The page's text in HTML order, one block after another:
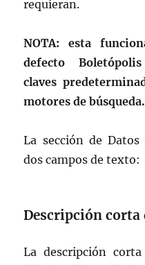
requieran.
NOTA: esta
defecto
claves
motores de búsqueda.
La sección de
dos campos de texto:
Descripción corta
La descripción